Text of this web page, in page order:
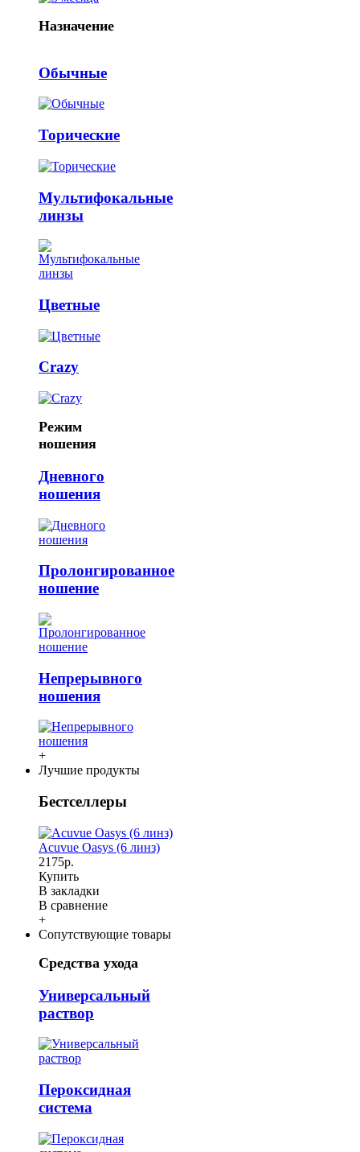
Назначение
Обычные
Торические
Мультифокальные
линзы
Цветные
Crazy
Режим
ношения
Дневного
ношения
Пролонгированное
ношение
Непрерывного
ношения
+
Лучшие продукты
Бестселлеры
Acuvue Oasys (6 линз)
2175р.
Купить
В закладки
В сравнение
+
Сопутствующие товары
Средства ухода
Универсальный
раствор
Пероксидная
система